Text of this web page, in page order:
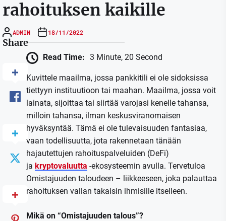
rahoituksen kaikille
ADMIN 18/11/2022
Share
Read Time: 3 Minute, 20 Second
Kuvittele maailma, jossa pankkitili ei ole sidoksissa
tiettyyn instituutioon tai maahan. Maailma, jossa voit
lainata, sijoittaa tai siirtää varojasi kenelle tahansa,
milloin tahansa, ilman keskusviranomaisen
hyväksyntää. Tämä ei ole tulevaisuuden fantasiaa,
vaan todellisuutta, jota rakennetaan tänään
hajautettujen rahoituspalveluiden (DeFi)
ja kryptovaluutta -ekosysteemin avulla. Tervetuloa
Omistajuuden taloudeen – liikkeeseen, joka palauttaa
rahoituksen vallan takaisin ihmisille itselleen.
Mikä on “Omistajuuden talous”?